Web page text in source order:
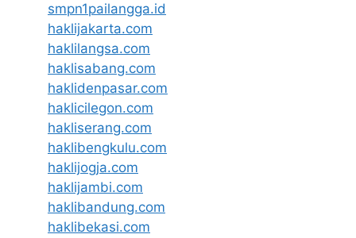
smpn1pailangga.id
haklijakarta.com
haklilangsa.com
haklisabang.com
haklidenpasar.com
haklicilegon.com
hakliserang.com
haklibengkulu.com
haklijogja.com
haklijambi.com
haklibandung.com
haklibekasi.com